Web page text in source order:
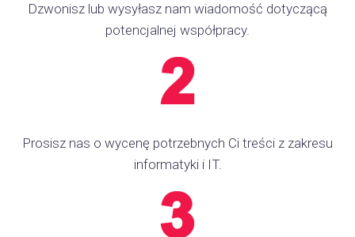
Dzwonisz lub wysyłasz nam wiadomość dotyczącą
potencjalnej współpracy.
Prosisz nas o wycenę potrzebnych Ci treści z zakresu
informatyki i IT.